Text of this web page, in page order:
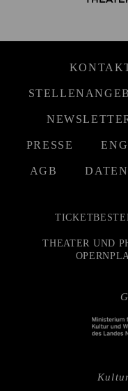
PRESSE
AGB
THEATER UND